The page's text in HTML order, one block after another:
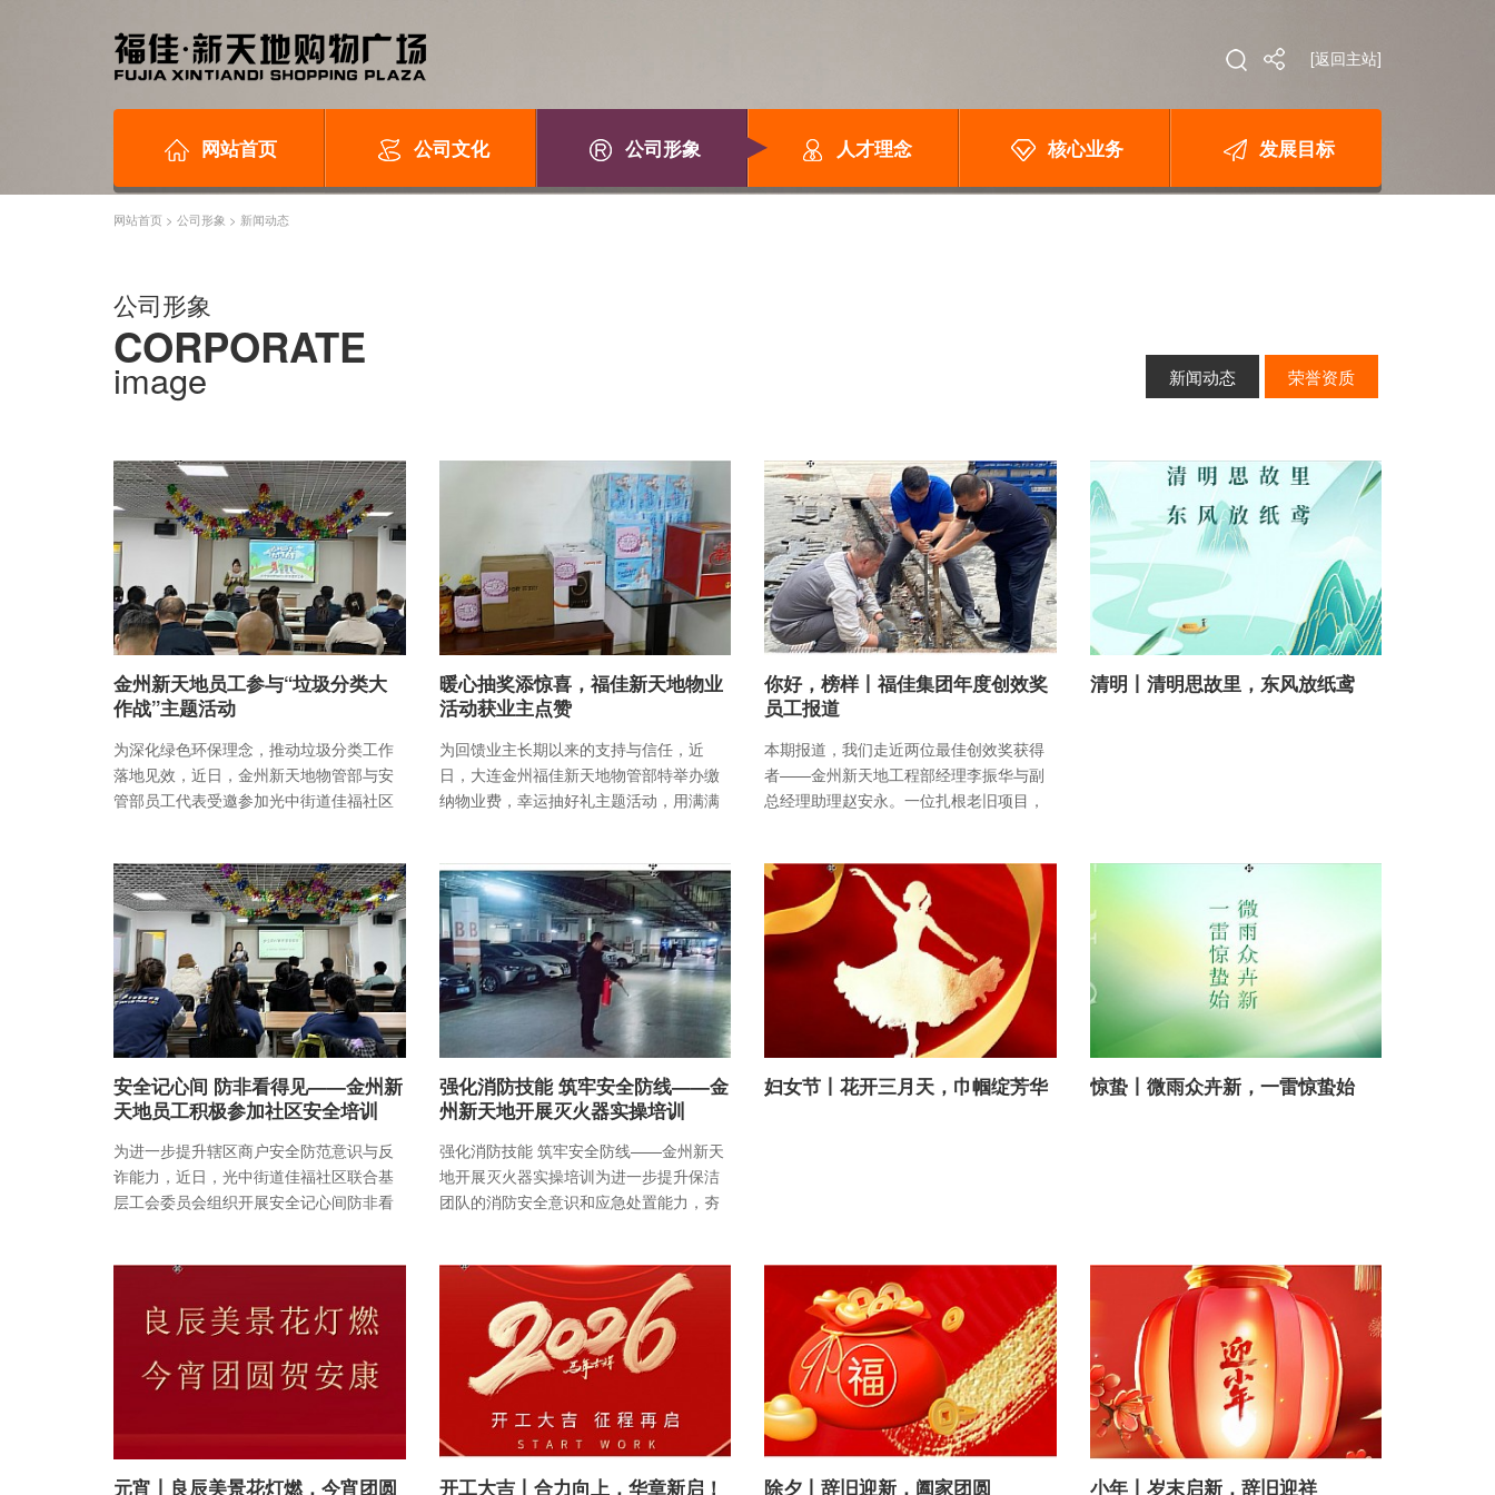
[返回主站]
网站首页 公司文化 公司形象 人才理念 核心业务 发展目标
网站首页 > 公司形象 > 新闻动态
公司形象
CORPORATE
image 新闻动态 荣誉资质
金州新天地员工参与“垃圾分类大
作战”主题活动
为深化绿色环保理念，推动垃圾分类工作
落地见效，近日，金州新天地物管部与安
管部员工代表受邀参加光中街道佳福社区
暖心抽奖添惊喜，福佳新天地物业
活动获业主点赞
为回馈业主长期以来的支持与信任，近
日，大连金州福佳新天地物管部特举办缴
纳物业费，幸运抽好礼主题活动，用满满
你好，榜样丨福佳集团年度创效奖
员工报道
本期报道，我们走近两位最佳创效奖获得
者——金州新天地工程部经理李振华与副
总经理助理赵安永。一位扎根老旧项目，
清明丨清明思故里，东风放纸鸢
安全记心间 防非看得见——金州新
天地员工积极参加社区安全培训
为进一步提升辖区商户安全防范意识与反
诈能力，近日，光中街道佳福社区联合基
层工会委员会组织开展安全记心间防非看
强化消防技能 筑牢安全防线——金
州新天地开展灭火器实操培训
强化消防技能 筑牢安全防线——金州新天
地开展灭火器实操培训为进一步提升保洁
团队的消防安全意识和应急处置能力，夯
妇女节丨花开三月天，巾帼绽芳华 惊蛰丨微雨众卉新，一雷惊蛰始
元宵丨良辰美景花灯燃，今宵团圆 开工大吉丨合力向上，华章新启！ 除夕丨辞旧迎新，阖家团圆 小年丨岁末启新，辞旧迎祥